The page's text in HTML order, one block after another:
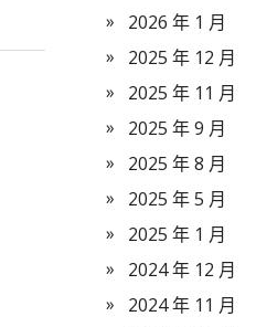
2026 年 1 月
2025 年 12 月
2025 年 11 月
2025 年 9 月
2025 年 8 月
2025 年 5 月
2025 年 1 月
2024 年 12 月
2024 年 11 月